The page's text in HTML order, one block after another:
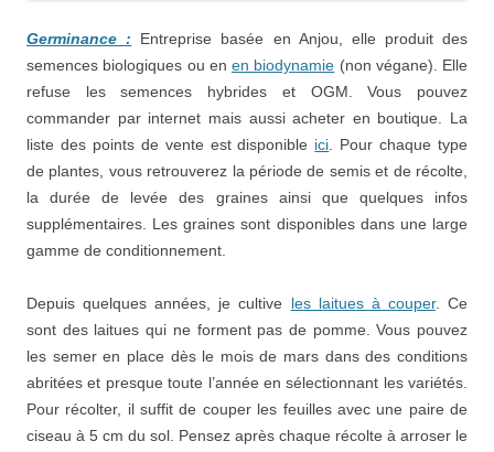
Germinance : Entreprise basée en Anjou, elle produit des
semences biologiques ou en en biodynamie (non végane). Elle
refuse les semences hybrides et OGM. Vous pouvez
commander par internet mais aussi acheter en boutique. La
liste des points de vente est disponible ici . Pour chaque type
de plantes, vous retrouverez la période de semis et de récolte,
la durée de levée des graines ainsi que quelques infos
supplémentaires. Les graines sont disponibles dans une large
gamme de conditionnement.
Depuis quelques années, je cultive les laitues à couper. Ce
sont des laitues qui ne forment pas de pomme. Vous pouvez
les semer en place dès le mois de mars dans des conditions
abritées et presque toute l’année en sélectionnant les variétés.
Pour récolter, il suffit de couper les feuilles avec une paire de
ciseau à 5 cm du sol. Pensez après chaque récolte à arroser le